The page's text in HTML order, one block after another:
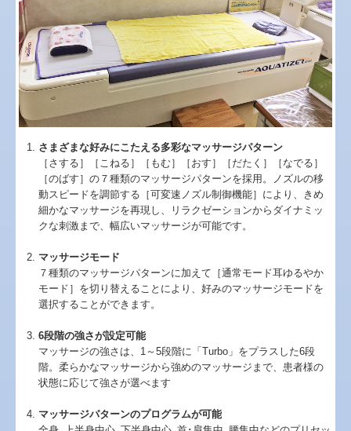
さまざまな好みにこたえる多彩なマッサージパターン
［さする］［こねる］［もむ］［おす］［だたく］［なでる］
［のばす］の７種類のマッサージパターンを採用。ノズルの移
動スピードを調節する［可変速ノズル制御機能］により、きめ
細かなマッサージを再現し、リラクゼーションからダイナミッ
クな刺激まで、幅広いマッサージが可能です。
マッサージモード
７種類のマッサージパターンに加えて［通常モード耳ゆるやか
モード］を切り替えることにより、好みのマッサージモードを
選択することができます。
6段階の強さが設定可能
マッサージの強さは、1～5段階に「Turbo」をプラスした6段
階。柔らかなマッサージから強めのマッサージまで、患者様の
状態に応じて強さが選べます
マッサージパターンのプログラムが可能